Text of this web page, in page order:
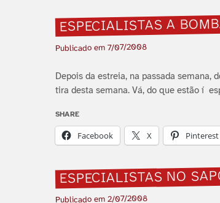
ESPECIALISTAS A
Publicado em 7/07/2008
Depois da estreia, na passada semana,
tira desta semana. Vá, do que estão í
SHARE
Facebook X Pinterest
ESPECIALISTAS NO
Publicado em 2/07/2008